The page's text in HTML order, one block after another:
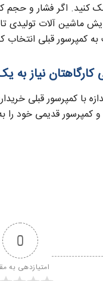
کنید. اگر فشار و حجم
ماشین آلات تولیدی
کمپرسور قبلی انتخاب
با کمپرسور قبلی
کمپرسور قدیمی خود را
0
امتیازدهی به